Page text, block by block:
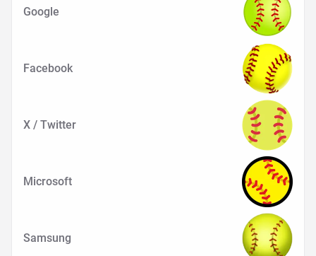
Google
Facebook
X / Twitter
Microsoft
Samsung